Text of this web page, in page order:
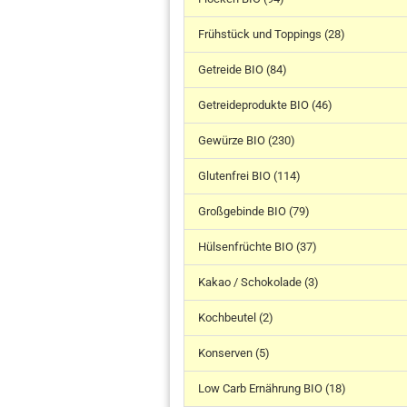
Frühstück und Toppings (28)
Getreide BIO (84)
Getreideprodukte BIO (46)
Gewürze BIO (230)
Glutenfrei BIO (114)
Großgebinde BIO (79)
Hülsenfrüchte BIO (37)
Kakao / Schokolade (3)
Kochbeutel (2)
Konserven (5)
Low Carb Ernährung BIO (18)